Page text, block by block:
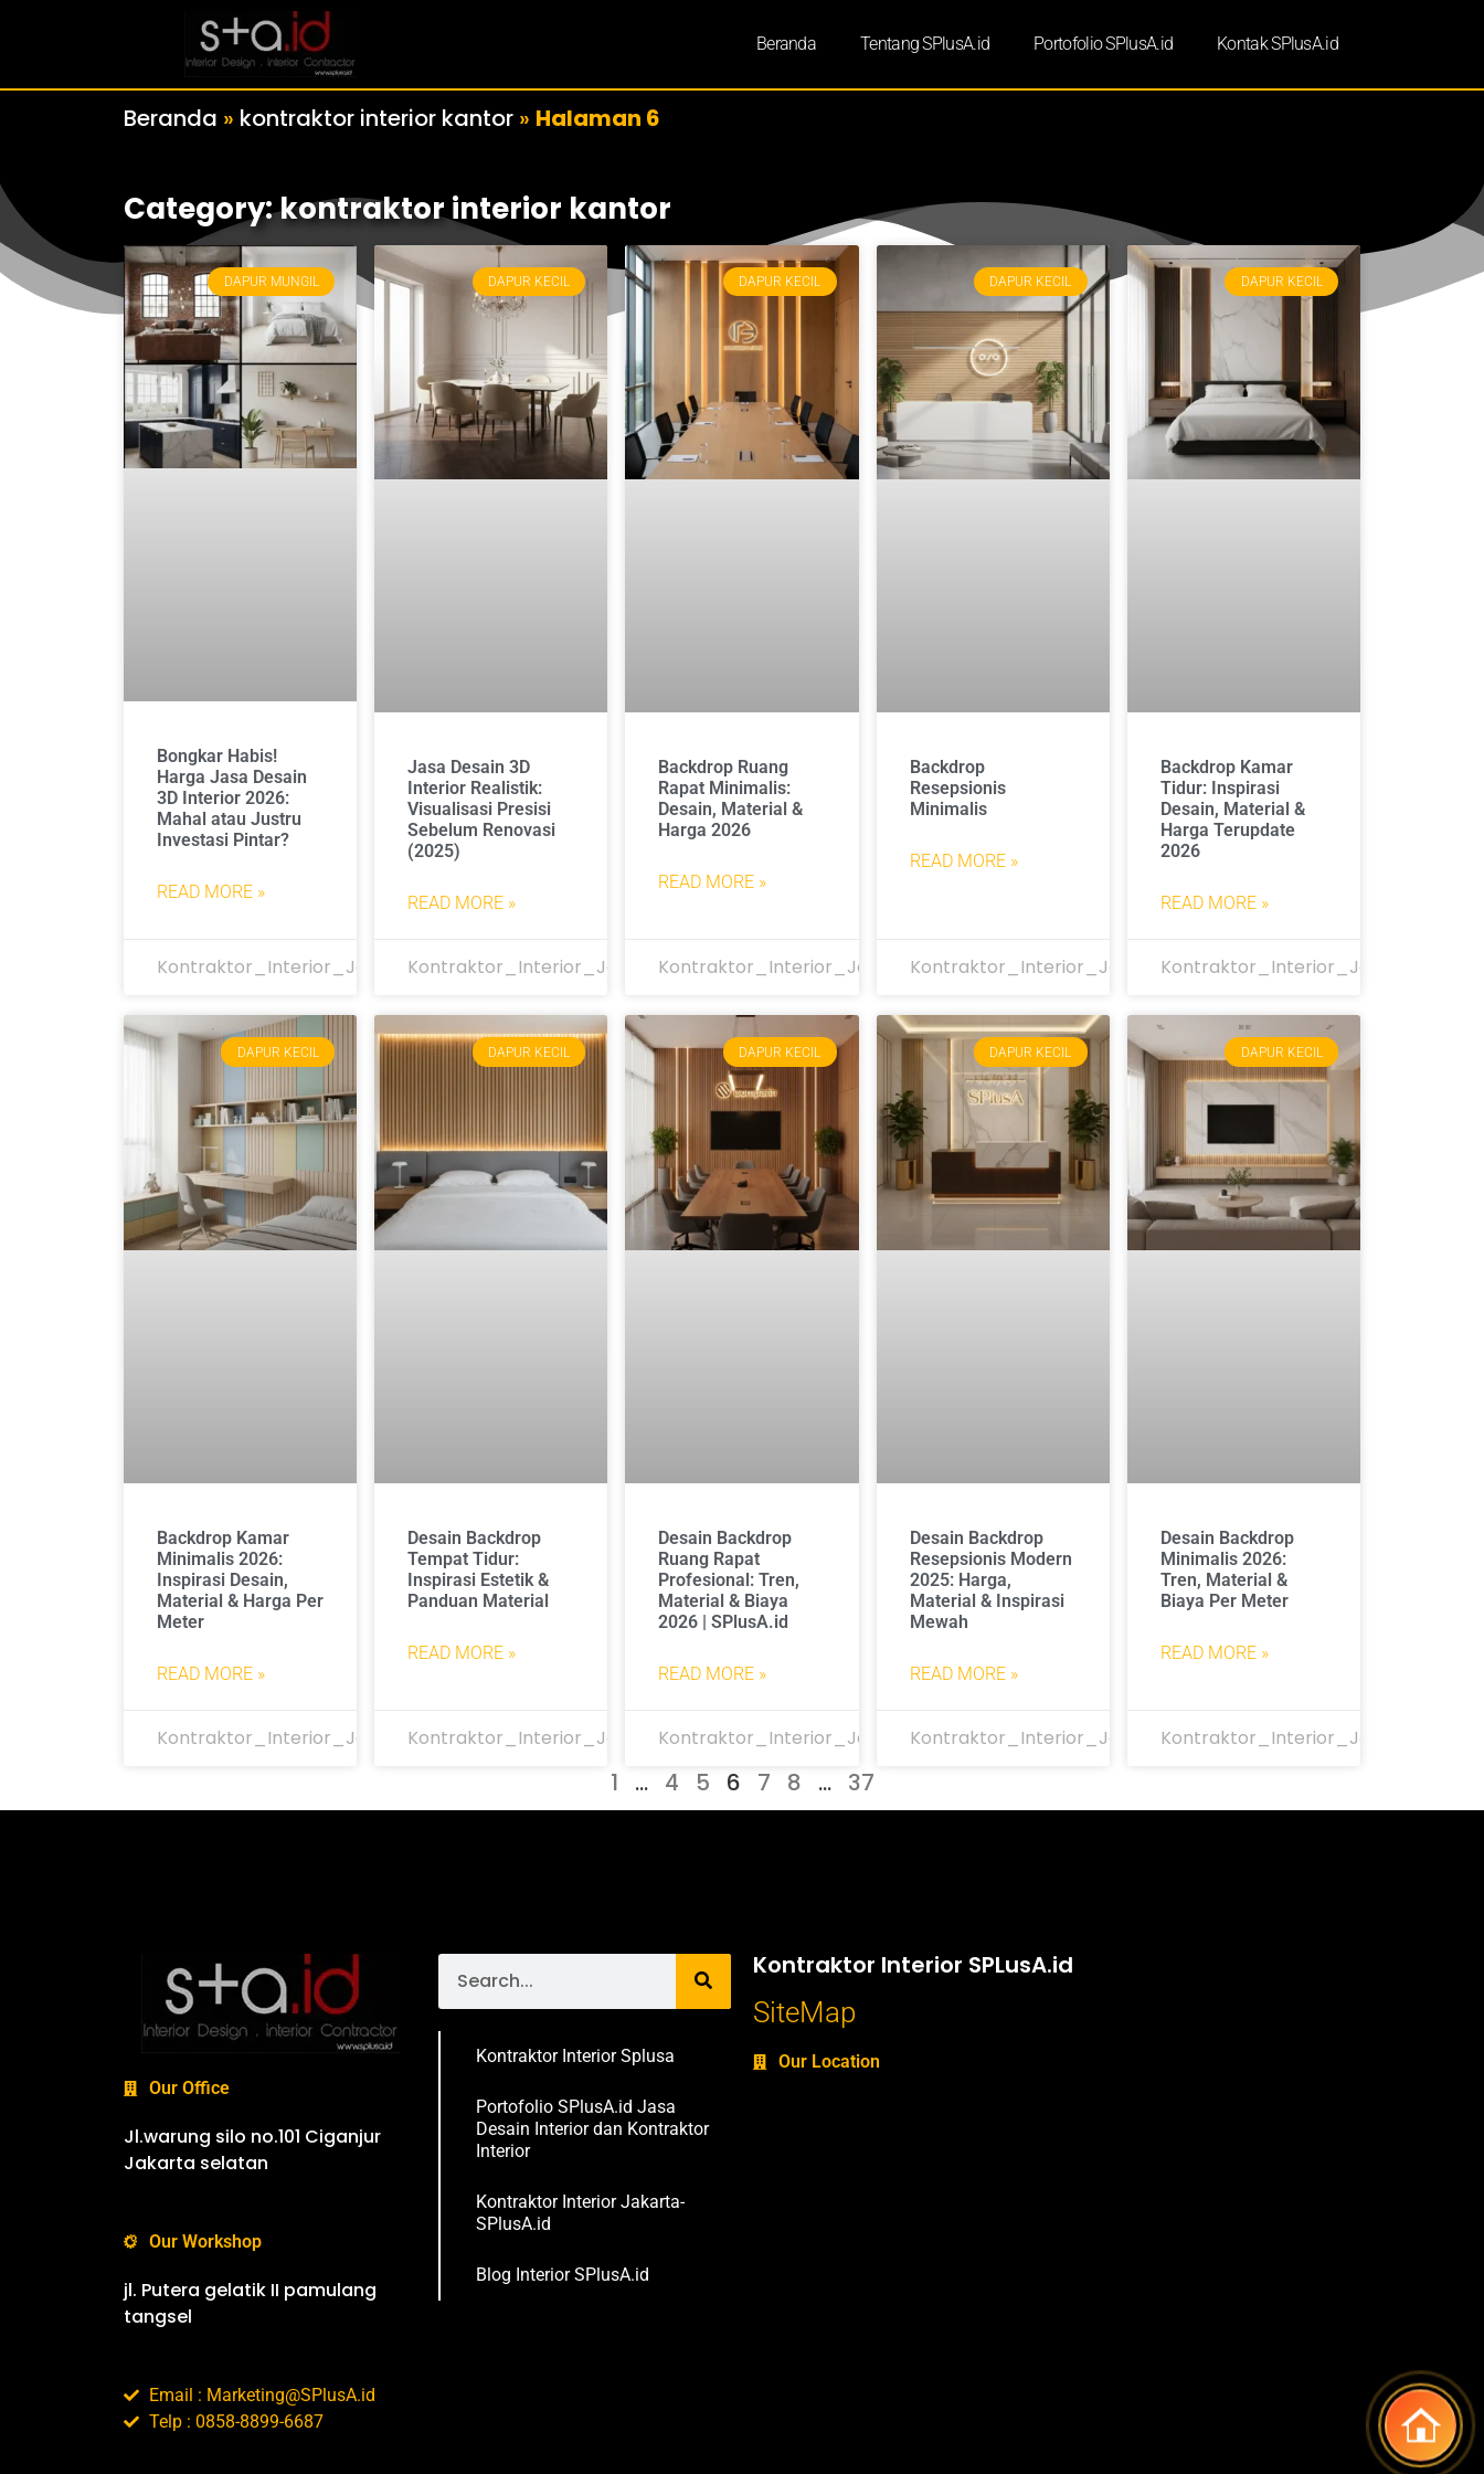
Beranda Tentang SPlusA.id Portofolio SPlusA.id Kontak SPlusA.id
Beranda » kontraktor interior kantor » Halaman 6
Category: kontraktor interior kantor
DAPUR MUNGIL
Bongkar Habis!
Harga Jasa Desain
3D Interior 2026:
Mahal atau Justru
Investasi Pintar?
READ MORE »
Kontraktor_Interior_Jakarta
DAPUR KECIL
Jasa Desain 3D
Interior Realistik:
Visualisasi Presisi
Sebelum Renovasi
(2025)
READ MORE »
Kontraktor_Interior_Jakarta
DAPUR KECIL
Backdrop Ruang
Rapat Minimalis:
Desain, Material &
Harga 2026
READ MORE »
Kontraktor_Interior_Jakarta
DAPUR KECIL
Backdrop
Resepsionis
Minimalis
READ MORE »
Kontraktor_Interior_Jakarta
DAPUR KECIL
Backdrop Kamar
Tidur: Inspirasi
Desain, Material &
Harga Terupdate
2026
READ MORE »
Kontraktor_Interior_Jakarta
DAPUR KECIL
Backdrop Kamar
Minimalis 2026:
Inspirasi Desain,
Material & Harga Per
Meter
READ MORE »
Kontraktor_Interior_Jakarta
DAPUR KECIL
Desain Backdrop
Tempat Tidur:
Inspirasi Estetik &
Panduan Material
READ MORE »
Kontraktor_Interior_Jakarta
DAPUR KECIL
Desain Backdrop
Ruang Rapat
Profesional: Tren,
Material & Biaya
2026 | SPlusA.id
READ MORE »
Kontraktor_Interior_Jakarta
DAPUR KECIL
Desain Backdrop
Resepsionis Modern
2025: Harga,
Material & Inspirasi
Mewah
READ MORE »
Kontraktor_Interior_Jakarta
DAPUR KECIL
Desain Backdrop
Minimalis 2026:
Tren, Material &
Biaya Per Meter
READ MORE »
Kontraktor_Interior_Jakarta
1 … 4 5 6 7 8 … 37
Our Office
Jl.warung silo no.101 Ciganjur
Jakarta selatan
Our Workshop
jl. Putera gelatik II pamulang
tangsel
Email : Marketing@SPlusA.id
Telp : 0858-8899-6687
Kontraktor Interior Splusa
Portofolio SPlusA.id Jasa
Desain Interior dan Kontraktor
Interior
Kontraktor Interior Jakarta-
SPlusA.id
Blog Interior SPlusA.id
Kontraktor Interior SPLusA.id
SiteMap
Our Location